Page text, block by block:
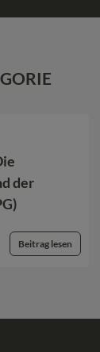
der
Beitrag lesen